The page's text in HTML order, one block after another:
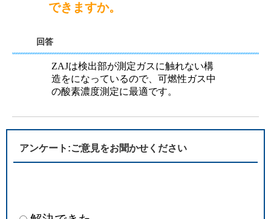
できますか。
回答
ZAJは検出部が測定ガスに触れない構
造をになっているので、可燃性ガス中
の酸素濃度測定に最適です。
アンケート:ご意見をお聞かせください